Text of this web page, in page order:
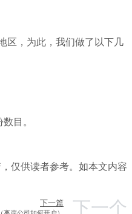
区，为此，我们做了以下几
目。
仅供读者参考。如本文内容
下一篇 下一个